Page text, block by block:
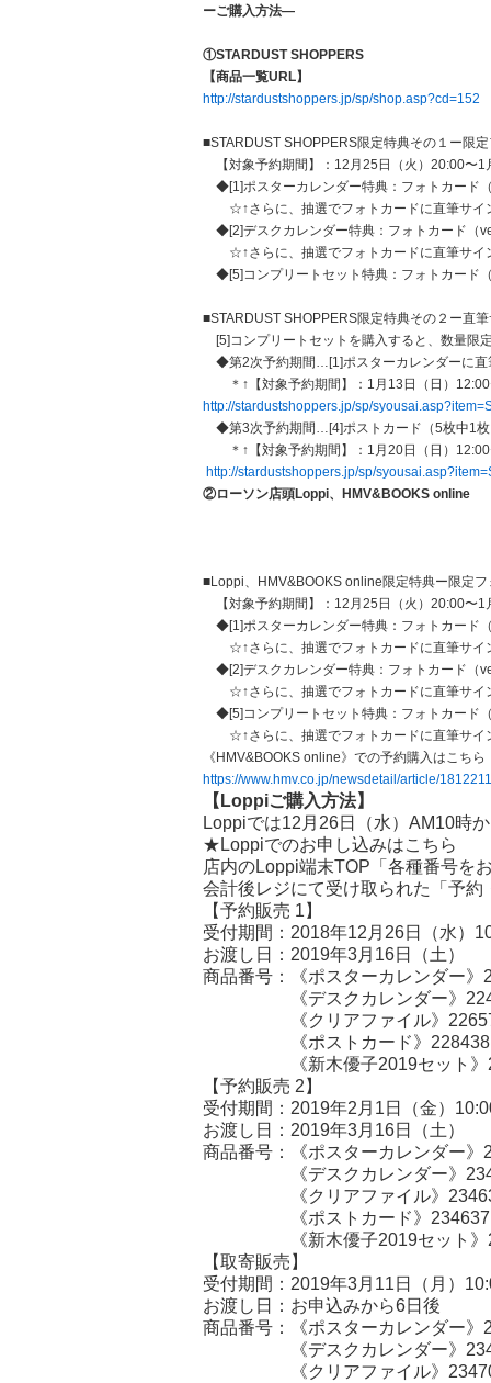
ーご購入方法―
①STARDUST SHOPPERS
【商品一覧URL】
http://stardustshoppers.jp/sp/shop.asp?cd=152
■STARDUST SHOPPERS限定特典その１ー限
【対象予約期間】：12月25日（火）20:00〜1
◆[1]ポスターカレンダー特典：フォトカード
☆↑さらに、抽選でフォトカードに直筆サイ
◆[2]デスクカレンダー特典：フォトカード（
☆↑さらに、抽選でフォトカードに直筆サイ
◆[5]コンプリートセット特典：フォトカード
■STARDUST SHOPPERS限定特典その２ー直
[5]コンプリートセットを購入すると、数量限
◆第2次予約期間…[1]ポスターカレンダーに直
＊↑【対象予約期間】：1月13日（日）12:00
http://stardustshoppers.jp/sp/
◆第3次予約期間…[4]ポストカード（5枚中1枚
＊↑【対象予約期間】：1月20日（日）12:00
http://stardustshoppers.jp/sp/
②ローソン店頭Loppi、HMV&BOOKS online
■Loppi、HMV&BOOKS online限定特典ー限定フ
【対象予約期間】：12月25日（火）20:00〜1
◆[1]ポスターカレンダー特典：フォトカード
☆↑さらに、抽選でフォトカードに直筆サイ
◆[2]デスクカレンダー特典：フォトカード（
☆↑さらに、抽選でフォトカードに直筆サ
◆[5]コンプリートセット特典：フォトカード
☆↑さらに、抽選でフォトカードに直筆サイ
《HMV&BOOKS online》での予約購入はこち
https://www.hmv.co.jp/newsdetail/article/
【Loppiご購入方法】
Loppiでは12月26日（水）AM10時
★Loppiでのお申し込みはこちら
店内のLoppi端末TOP「各種番号を
会計後レジにて受け取られた「予
【予約販売 1】
受付期間：2018年12月26日（水）
お渡し日：2019年3月16日（土）
商品番号：《ポスターカレンダー》
《デスクカレンダー》
《クリアファイル》
《ポストカード》228438
《新木優子2019セット》
【予約販売 2】
受付期間：2019年2月1日（金）
お渡し日：2019年3月16日（土）
商品番号：《ポスターカレンダー》
《デスクカレンダー》
《クリアファイル》
《ポストカード》234637
《新木優子2019セット》
【取寄販売】
受付期間：2019年3月11日（月）
お渡し日：お申込みから6日後
商品番号：《ポスターカレンダー》
《デスクカレンダー》
《クリアファイル》